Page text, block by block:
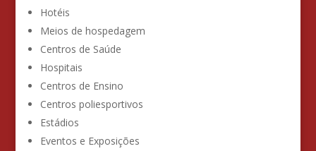
Hotéis
Meios de hospedagem
Centros de Saúde
Hospitais
Centros de Ensino
Centros poliesportivos
Estádios
Eventos e Exposições